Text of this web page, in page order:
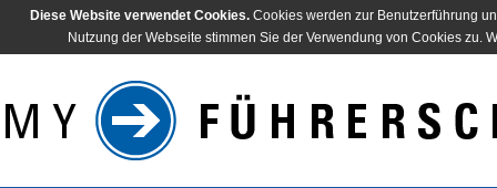
Diese Website verwendet Cookies. Cookies werden zur Benutzerführung
Nutzung der Webseite stimmen Sie der Verwendung von Cookies zu.